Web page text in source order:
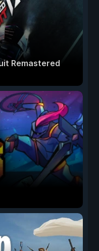
Remastered